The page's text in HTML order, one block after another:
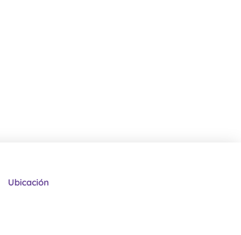
Ubicación